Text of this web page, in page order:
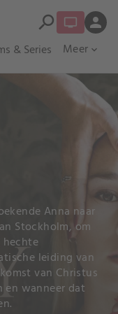
& Series Meer expand_more
search person
Anna naar
Stockholm, om
leiding van
van Christus
en wanneer dat